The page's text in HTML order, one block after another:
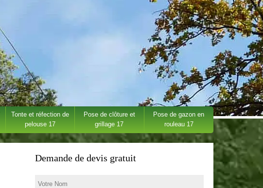
Tonte et réfection de
pelouse 17
Pose de clôture et
grillage 17
Pose de gazon en
rouleau 17
Demande de devis gratuit